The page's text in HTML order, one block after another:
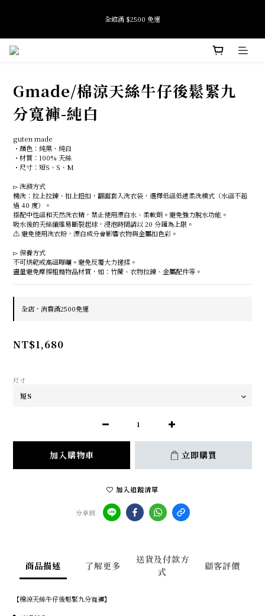
全館滿 $2500 免運
Tide if softness 夏日快閃店 pop-up event即將結束
3
2
1
0
3
2
1
0
:
1
0
8
7
6
5
:
6
5
4
3
:
7
1
8
2
1
SEE MORE
Gmade/棉涼天絲牛仔後鬆緊九
分寬褲-純白
guten made
・顏色：純黑、純白
・材質：100% 天絲
・尺寸：短S、S、M
▻ 洗滌方式
機洗：拉上拉鍊、扣上鈕扣，翻面套入洗衣袋，選擇低溫低速柔洗模式（水溫不超
過 40 度）。
搭配中性溫和天然洗衣精，禁止使用漂白水、柔軟劑。避免強力脫水功能。
吸水後的天絲纖維易斷裂起球，浸泡時間請以 20 分鐘為上限。
⚠︎ 避免使用洗衣粉，漂白成分會影響衣物與金屬扣色彩。
▻ 保養方式
不可烘乾或高溫曝曬。避免反覆大力搓揉。
盡量避免摩擦粗糙物品材質，如：竹蓆、衣物拉鍊、金屬配件等。
全店，消費滿2500免運
NT$1,680
尺寸
加入購物車 立即購買
加入追蹤清單
分享到
商品描述 了解更多
送貨及付款方
式
顧客評價
【棉涼天絲牛仔後鬆緊九分寬褲】